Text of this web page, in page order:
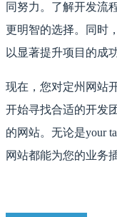
同努力。了解开发流
更明智的选择。同时
以显著提升项目的成
现在，您对定州网站
开始寻找合适的开发
的网站。无论是your
网站都能为您的业务